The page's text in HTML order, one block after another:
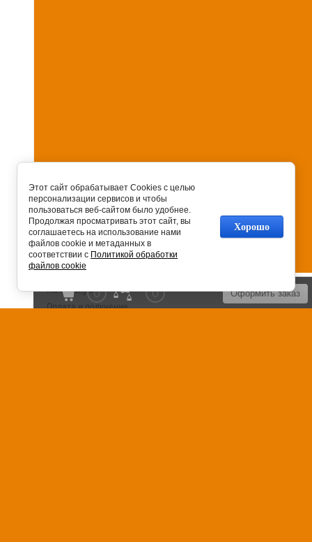
Оформить заказ
0 0
На главную
Оплата и получение
Этот сайт обрабатывает Cookies с целью
персонализации сервисов и чтобы
пользоваться веб-сайтом было удобнее.
Продолжая просматривать этот сайт, вы
соглашаетесь на использование нами
файлов cookie и метаданных в
соответствии с Политикой обработки
файлов cookie
Хорошо